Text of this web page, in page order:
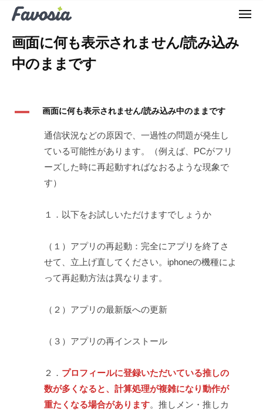
a
v
a
メ
画面に何も表示されません/読み込み
中のままです
A 画面に何も表示されません/読み込み中のままです
通信状況などの原因で、一過性の問題が発生し
ている可能性があります。（例えば、PCがフリ
ーズした時に再起動すればなおるような現象で
す）
１．以下をお試しいただけますでしょうか
（１）アプリの再起動：完全にアプリを終了さ
せて、立上げ直してください。iphoneの機種によ
って再起動方法は異なります。
（２）アプリの最新版への更新
（３）アプリの再インストール
２． プロフィールに登録いただいている推しの
数が多くなると、計算処理が複雑になり動作が
重たくなる場合があります。推しメン・推しカ
a
o
m
h
ー